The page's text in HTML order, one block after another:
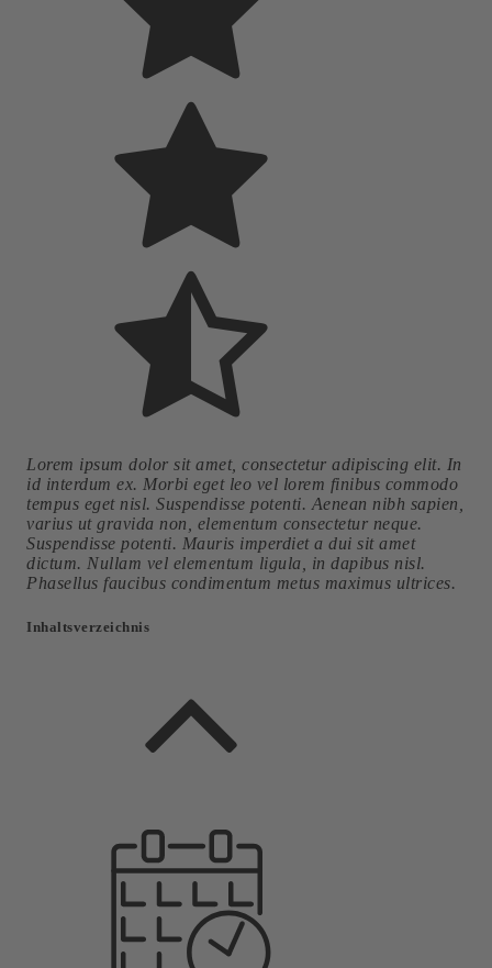
Lorem ipsum dolor sit amet, consectetur adipiscing elit. In
id interdum ex. Morbi eget leo vel lorem finibus commodo
tempus eget nisl. Suspendisse potenti. Aenean nibh sapien,
varius ut gravida non, elementum consectetur neque.
Suspendisse potenti. Mauris imperdiet a dui sit amet
dictum. Nullam vel elementum ligula, in dapibus nisl.
Phasellus faucibus condimentum metus maximus ultrices.
Inhaltsverzeichnis